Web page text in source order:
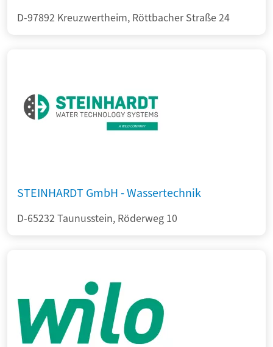
D-97892 Kreuzwertheim, Röttbacher Straße 24
STEINHARDT GmbH - Wassertechnik
D-65232 Taunusstein, Röderweg 10